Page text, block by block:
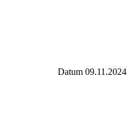
Datum 09.11.2024